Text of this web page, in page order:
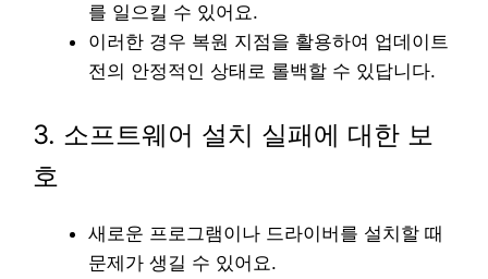
를 일으킬 수 있어요.
이러한 경우 복원 지점을 활용하여 업데이트
전의 안정적인 상태로 롤백할 수 있답니다.
3. 소프트웨어 설치 실패에 대한 보
호
새로운 프로그램이나 드라이버를 설치할 때
문제가 생길 수 있어요.